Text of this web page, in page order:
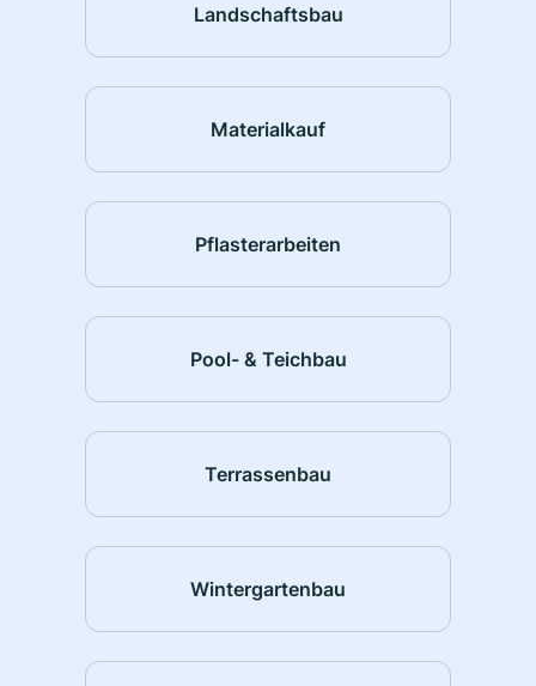
Landschaftsbau
Materialkauf
Pflasterarbeiten
Pool- & Teichbau
Terrassenbau
Wintergartenbau